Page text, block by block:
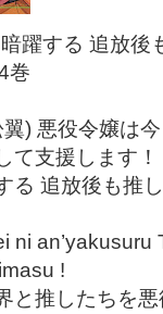
躍する 追放後
巻
) 悪役令嬢は
て支援します！
る 追放後も推
ni an’yakusuru
!
と推したちを